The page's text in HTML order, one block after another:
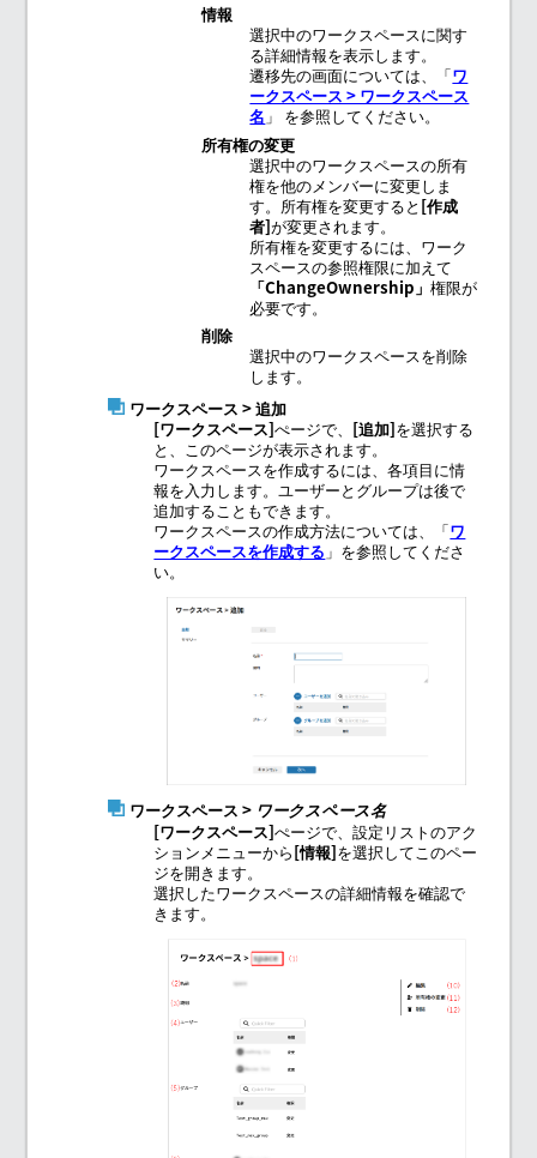
情報
選択中のワークスペースに関す
る詳細情報を表示します。
遷移先の画面については、「ワ
ークスペース > ワークスペース
名 」 を参照してください。
所有権の変更
選択中のワークスペースの所有
権を他のメンバーに変更しま
す。所有権を変更すると 作成
者 が変更されます。
所有権を変更するには、ワーク
スペースの参照権限に加えて
ChangeOwnership
権限が
必要です。
削除
選択中のワークスペースを削除
します。
ワークスペース > 追加
ワークスペース ぺージで、 追加 を選択する
と、このページが表示されます。
ワークスペースを作成するには、各項目に情
報を入力します。ユーザーとグループは後で
追加することもできます。
ワークスペースの作成方法については、「ワ
ークスペースを作成する 」を参照してくださ
い。
ワークスペース > ワークスペース名
ワークスペース ぺージで、設定リストのアク
ションメニューから 情報 を選択してこのペー
ジを開きます。
選択したワークスペースの詳細情報を確認で
きます。